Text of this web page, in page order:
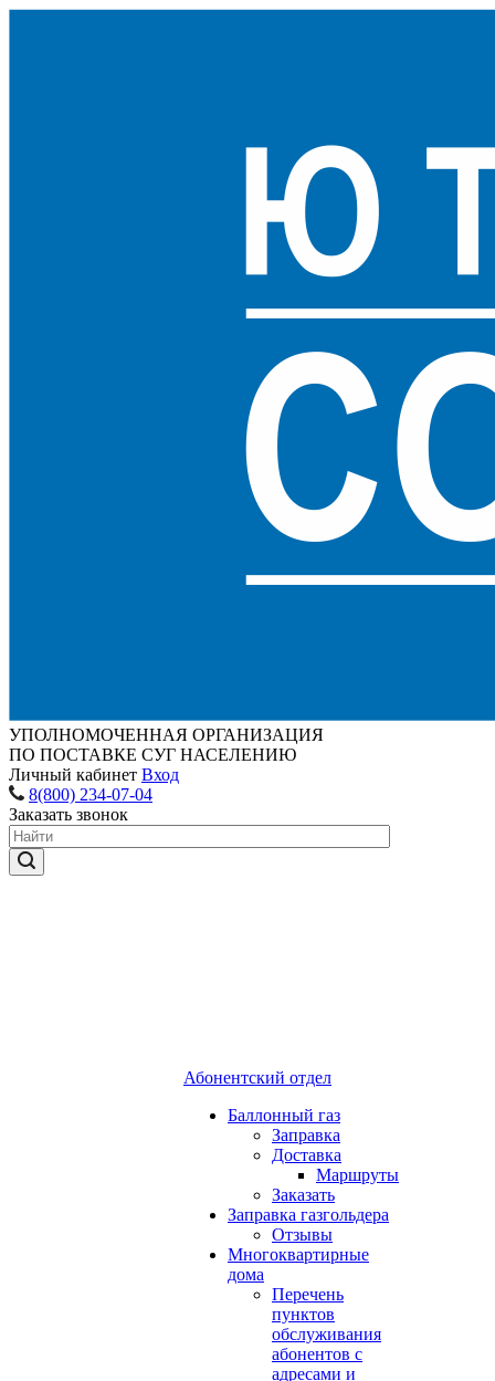
УПОЛНОМОЧЕННАЯ ОРГАНИЗАЦИЯ
ПО ПОСТАВКЕ СУГ НАСЕЛЕНИЮ
Личный кабинет Вход
8(800) 234-07-04
Заказать звонок
Абонентский отдел
Баллонный газ
Заправка
Доставка
Маршруты
Заказать
Заправка газгольдера
Отзывы
Многоквартирные
дома
Перечень
пунктов
обслуживания
абонентов с
адресами и